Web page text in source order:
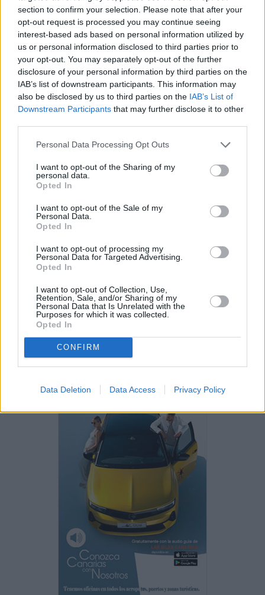
section to confirm your selection. Please note that after your
opt-out request is processed you may continue seeing
interest-based ads based on personal information utilized by
us or personal information disclosed to third parties prior to
your opt-out. You may separately opt-out of the further
disclosure of your personal information by third parties on the
IAB’s list of downstream participants. This information may
also be disclosed by us to third parties on the IAB’s List of
Downstream Participants that may further disclose it to other
Personal Data Processing Opt Outs
I want to opt-out of the Sharing of my
personal data.
Opted In
I want to opt-out of the Sale of my
Personal Data.
Opted In
I want to opt-out of processing my
Personal Data for Targeted Advertising.
Opted In
I want to opt-out of Collection, Use,
Retention, Sale, and/or Sharing of my
Personal Data that Is Unrelated with the
Purposes for which it was collected.
Opted In
CONFIRM
Data Deletion Data Access Privacy Policy
LO MÁS LEÍDO
Fallece un bebé de 20 meses por un
golpe de calor en Fuerteventura
¿EN QUÉ MOMENTO DEJAMOS DE SER
HUMANOS?. Por Maite de Vera Cabrera
Fuerteventura Santiago de Compostela
en Fuerteventura
PUBLICIDAD